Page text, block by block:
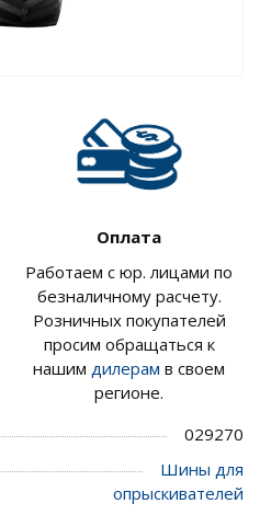
Оплата
Работаем с юр. лицами по
безналичному расчету.
Розничных покупателей
просим обращаться к
нашим дилерам в своем
регионе.
029270
Шины для
опрыскивателей